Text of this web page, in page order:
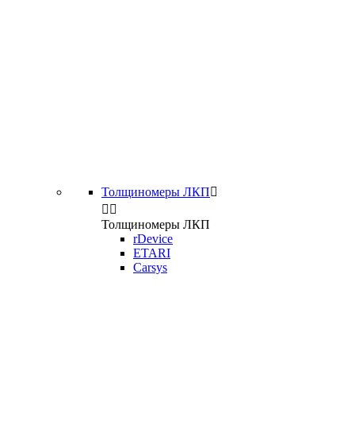
Толщиномеры ЛКП
 
Толщиномеры ЛКП
rDevice
ETARI
Carsys